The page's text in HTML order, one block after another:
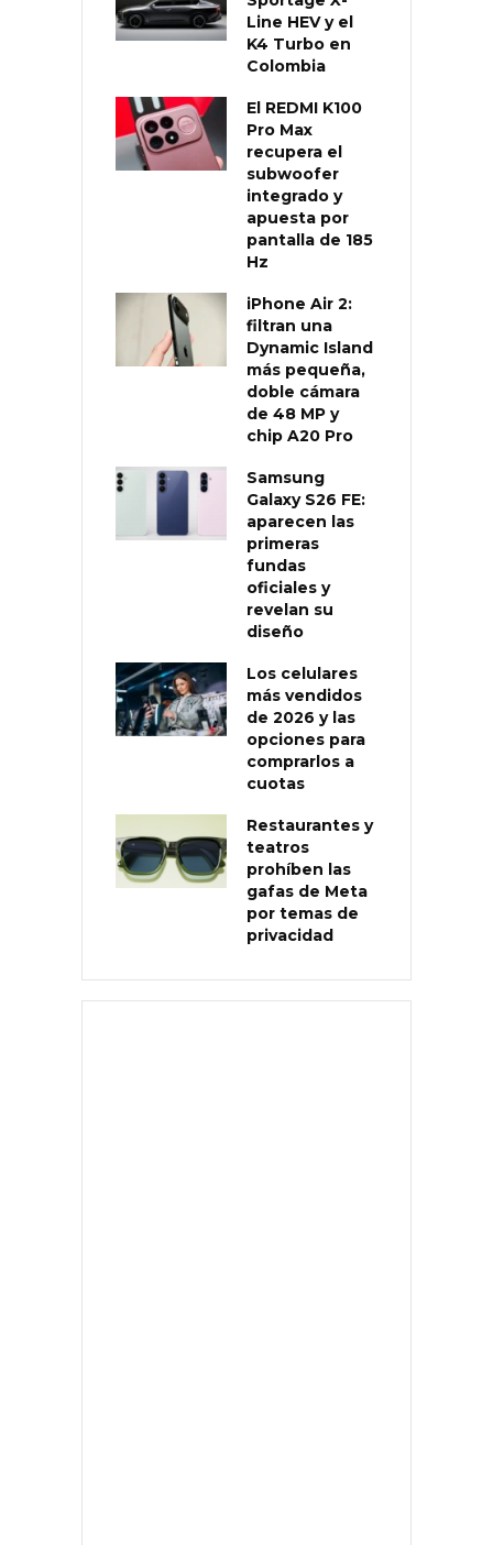
Line HEV y el
K4 Turbo en
Colombia
El REDMI K100
Pro Max
recupera el
subwoofer
integrado y
apuesta por
pantalla de 185
Hz
iPhone Air 2:
filtran una
Dynamic Island
más pequeña,
doble cámara
de 48 MP y
chip A20 Pro
Samsung
Galaxy S26 FE:
aparecen las
primeras
fundas
oficiales y
revelan su
diseño
Los celulares
más vendidos
de 2026 y las
opciones para
comprarlos a
cuotas
Restaurantes y
teatros
prohíben las
gafas de Meta
por temas de
privacidad